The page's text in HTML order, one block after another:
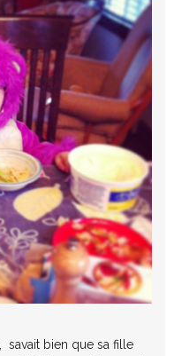
savait bien que sa fille